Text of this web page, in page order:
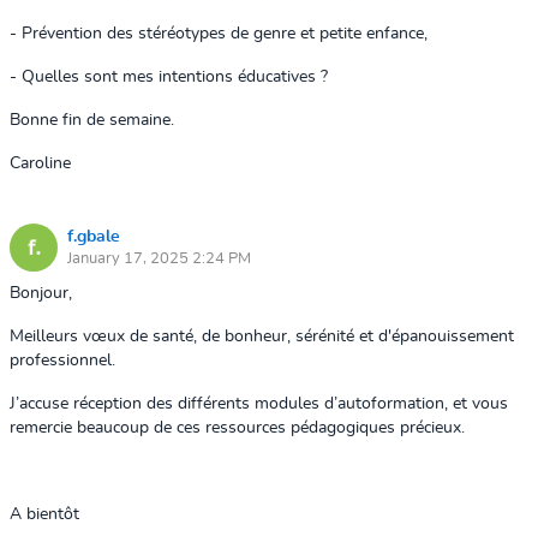
- Prévention des stéréotypes de genre et petite enfance,
- Quelles sont mes intentions éducatives ?
Bonne fin de semaine.
Caroline
f.gbale
January 17, 2025 2:24 PM
Bonjour,
Meilleurs vœux de santé, de bonheur, sérénité et d'épanouissement
professionnel.
J’accuse réception des différents modules d’autoformation, et vous
remercie beaucoup de ces ressources pédagogiques précieux.
A bientôt